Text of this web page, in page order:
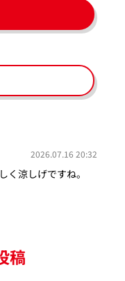
2026.07.16 20:32
く涼しげですね。
稿